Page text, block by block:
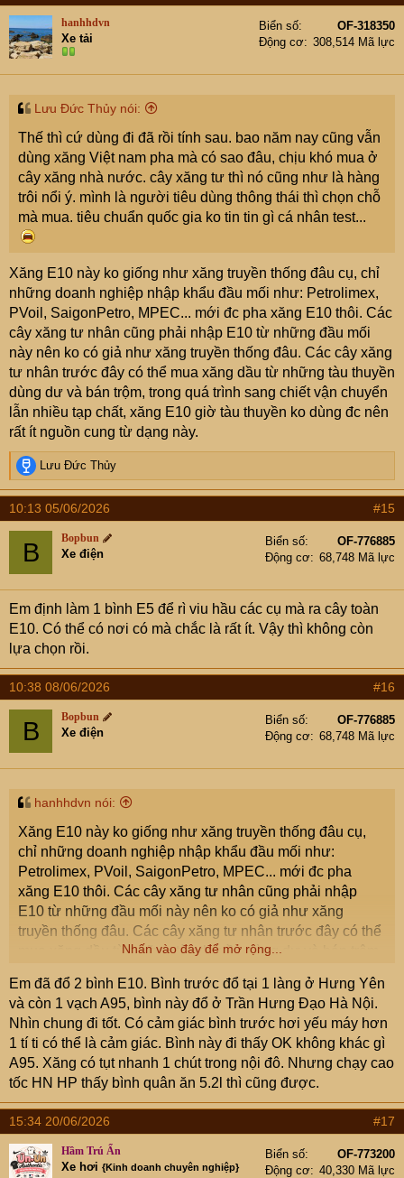
hanhhdvn
Xe tải
Biển số
OF-318350
Động cơ
308,514 Mã lực
Lưu Đức Thủy nói:
Thế thì cứ dùng đi đã rồi tính sau. bao năm nay cũng vẫn
dùng xăng Việt nam pha mà có sao đâu, chịu khó mua ở
cây xăng nhà nước. cây xăng tư thì nó cũng như là hàng
trôi nổi ý. mình là người tiêu dùng thông thái thì chọn chỗ
mà mua. tiêu chuẩn quốc gia ko tin tin gì cá nhân test...
Xăng E10 này ko giống như xăng truyền thống đâu cụ, chỉ
những doanh nghiệp nhập khẩu đầu mối như: Petrolimex,
PVoil, SaigonPetro, MPEC... mới đc pha xăng E10 thôi. Các
cây xăng tư nhân cũng phải nhập E10 từ những đầu mối
này nên ko có giả như xăng truyền thống đâu. Các cây xăng
tư nhân trước đây có thể mua xăng dầu từ những tàu thuyền
dùng dư và bán trộm, trong quá trình sang chiết vận chuyển
lẫn nhiều tạp chất, xăng E10 giờ tàu thuyền ko dùng đc nên
rất ít nguồn cung từ dạng này.
R
e
a
c
t
n
s
:
Lưu Đức Thủy
10:13 05/06/2026 #15
B Bopbun
Xe điện
Biển số
OF-776885
Động cơ
68,748 Mã lực
Em định làm 1 bình E5 để rì viu hầu các cụ mà ra cây toàn
E10. Có thể có nơi có mà chắc là rất ít. Vậy thì không còn
lựa chọn rồi.
10:38 08/06/2026 #16
B Bopbun
Xe điện
Biển số
OF-776885
Động cơ
68,748 Mã lực
hanhhdvn nói:
Xăng E10 này ko giống như xăng truyền thống đâu cụ,
chỉ những doanh nghiệp nhập khẩu đầu mối như:
Petrolimex, PVoil, SaigonPetro, MPEC... mới đc pha
xăng E10 thôi. Các cây xăng tư nhân cũng phải nhập
E10 từ những đầu mối này nên ko có giả như xăng
truyền thống đâu. Các cây xăng tư nhân trước đây có thể
mua xăng dầu từ những tàu thuyền dùng dư và bán trộm,
xăng E10 giờ tàu thuyền ko dùng đc nên rất ít nguồn
cung từ dạng này.
Nhấn vào đây để mở rộng...
Em đã đổ 2 bình E10. Bình trước đổ tại 1 làng ở Hưng Yên
và còn 1 vạch A95, bình này đổ ở Trần Hưng Đạo Hà Nội.
Nhìn chung đi tốt. Có cảm giác bình trước hơi yếu máy hơn
1 tí ti có thể là cảm giác. Bình này đi thấy OK không khác gì
A95. Xăng có tụt nhanh 1 chút trong nội đô. Nhưng chạy cao
tốc HN HP thấy bình quân ăn 5.2l thì cũng được.
15:34 20/06/2026 #17
Hầm Trú Ẩn
Xe hơi {Kinh doanh chuyên nghiệp}
Biển số
OF-773200
Động cơ
40,330 Mã lực